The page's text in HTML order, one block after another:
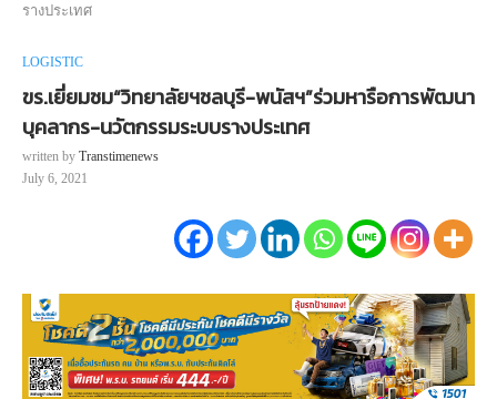
รางประเทศ
LOGISTIC
ขร.เยี่ยมชม“วิทยาลัยฯชลบุรี-พนัสฯ”ร่วมหารือการพัฒนา
บุคลากร-นวัตกรรมระบบรางประเทศ
written by Transtimenews
July 6, 2021